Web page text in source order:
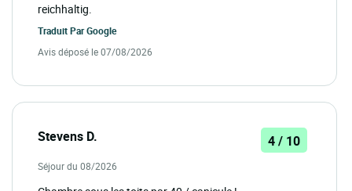
reichhaltig.
Traduit ParGoogle
Avis déposé le 07/08/2026
Stevens D. 4 / 10
Séjour du 08/2026